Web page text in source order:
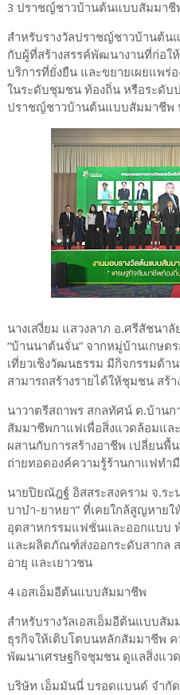
3 ปราชญ์ชาวบ้านต้นแบบสัมมาชี
สำหรับรางวัลปราชญ์ชาวบ้านต้น
กับผู้ที่สร้างสรรค์พัฒนางานที่ก่อ
บริการที่ยั่งยืน และขยายเผยแพร่
ในระดับชุมชน ท้องถิ่น หรือระดับ
ปราชญ์ชาวบ้านต้นแบบสัมมาชีพ
นางเสงี่ยม แสวงลาภ อ.ศรีสัชน
“บ้านนาต้นจั่น” จากหมู่บ้านเกษต
เที่ยวเชิงวัฒนธรรม มีกิจกรรมด้า
สามารถสร้างรายได้ให้ชุมชน สร้
นาวาตรีสถาพร สกลทัศน์ ต.บ้านก
สัมมาชีพกาแฟเพื่อสิ่งแวดล้อมแ
ผสานกับการสร้างอาชีพ เปลี่ยนพื้
ถ่ายทอดองค์ความรู้ร้านกาแฟทำ
นายปิยณัฎฐ์ อิสสระสงคราม จ.ร
บาบ๋า-ยาหยา” ที่เคยใกล้สูญหาย
อุตสาหกรรมแฟชั่นและออกแบบ
และผลิตภัณฑ์ส่งออกระดับสากล
อายุ และเยาวชน
4 เอสเอ็มอีต้นแบบสัมมาชีพ
สำหรับรางวัลเอสเอ็มอีต้นแบบสั
ธุรกิจให้เติบโตบนหลักสัมมาชีพ
พัฒนาเศรษฐกิจชุมชน ดูแลสิ่งแว
บริษัท เอ็มมันนี่ บรอดแบนด์ จำกั